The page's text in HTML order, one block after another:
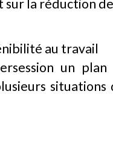
la réduction
au travail
un